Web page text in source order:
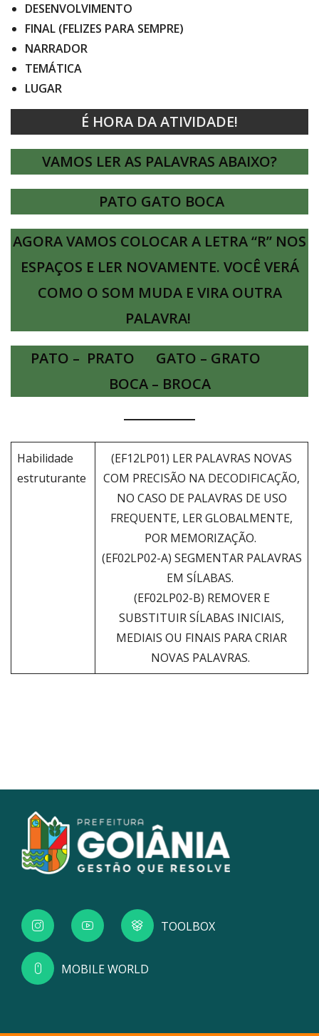
DESENVOLVIMENTO
FINAL (FELIZES PARA SEMPRE)
NARRADOR
TEMÁTICA
LUGAR
É HORA DA ATIVIDADE!
VAMOS LER AS PALAVRAS ABAIXO?
PATO GATO BOCA
AGORA VAMOS COLOCAR A LETRA “R” NOS
ESPAÇOS E LER NOVAMENTE. VOCÊ VERÁ
COMO O SOM MUDA E VIRA OUTRA
PALAVRA!
PATO – PRATO GATO – GRATO
BOCA – BROCA
Habilidade
estruturante
(EF12LP01) LER PALAVRAS NOVAS
COM PRECISÃO NA DECODIFICAÇÃO,
NO CASO DE PALAVRAS DE USO
FREQUENTE, LER GLOBALMENTE,
POR MEMORIZAÇÃO.
(EF02LP02-A) SEGMENTAR PALAVRAS
EM SÍLABAS.
(EF02LP02-B) REMOVER E
SUBSTITUIR SÍLABAS INICIAIS,
MEDIAIS OU FINAIS PARA CRIAR
NOVAS PALAVRAS.
TOOLBOX
MOBILE WORLD